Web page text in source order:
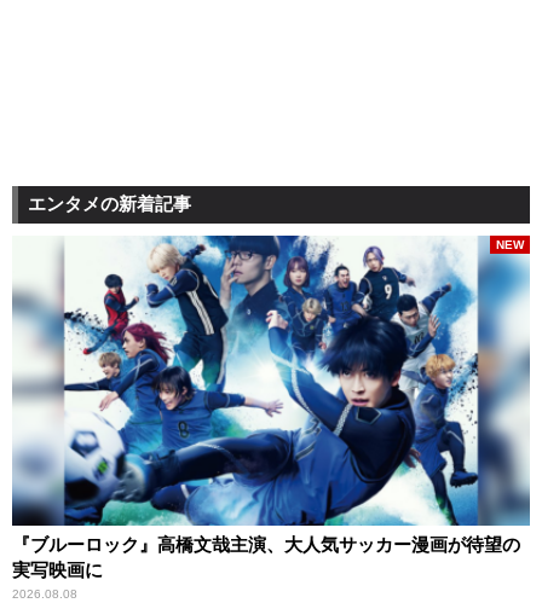
エンタメの新着記事
『ブルーロック』高橋文哉主演、大人気サッカー漫画が待望の
実写映画に
2026.08.08
NEW